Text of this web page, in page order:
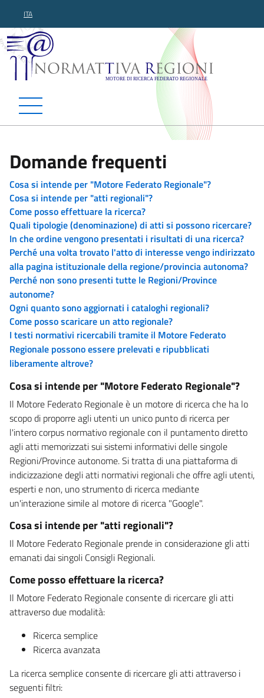
ITA
Normattiva Regioni -
Domande frequenti
Cosa si intende per "Motore Federato Regionale"?
Cosa si intende per "atti regionali"?
Come posso effettuare la ricerca?
Quali tipologie (denominazione) di atti si possono ricercare?
In che ordine vengono presentati i risultati di una ricerca?
Perché una volta trovato l'atto di interesse vengo indirizzato
alla pagina istituzionale della regione/provincia autonoma?
Perché non sono presenti tutte le Regioni/Province
autonome?
Ogni quanto sono aggiornati i cataloghi regionali?
Come posso scaricare un atto regionale?
I testi normativi ricercabili tramite il Motore Federato
Regionale possono essere prelevati e ripubblicati
liberamente altrove?
Cosa si intende per "Motore Federato Regionale"?
Il Motore Federato Regionale è un motore di ricerca che ha lo
scopo di proporre agli utenti un unico punto di ricerca per
l'intero corpus normativo regionale con il puntamento diretto
agli atti memorizzati sui sistemi informativi delle singole
Regioni/Province autonome. Si tratta di una piattaforma di
indicizzazione degli atti normativi regionali che offre agli utenti,
esperti e non, uno strumento di ricerca mediante
un'interazione simile al motore di ricerca "Google".
Cosa si intende per "atti regionali"?
Il Motore Federato Regionale prende in considerazione gli atti
emanati dai singoli Consigli Regionali.
Come posso effettuare la ricerca?
Il Motore Federato Regionale consente di ricercare gli atti
attraverso due modalità:
Ricerca semplice
Ricerca avanzata
La ricerca semplice consente di ricercare gli atti attraverso i
seguenti filtri: